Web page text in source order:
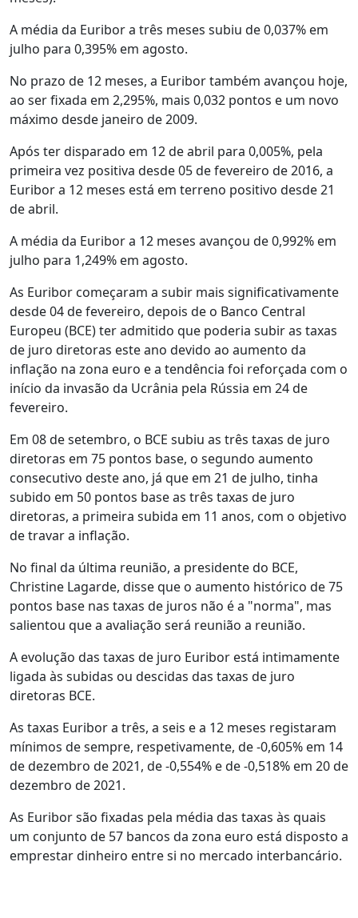
A média da Euribor a três meses subiu de 0,037% em
julho para 0,395% em agosto.
No prazo de 12 meses, a Euribor também avançou hoje,
ao ser fixada em 2,295%, mais 0,032 pontos e um novo
máximo desde janeiro de 2009.
Após ter disparado em 12 de abril para 0,005%, pela
primeira vez positiva desde 05 de fevereiro de 2016, a
Euribor a 12 meses está em terreno positivo desde 21
de abril.
A média da Euribor a 12 meses avançou de 0,992% em
julho para 1,249% em agosto.
As Euribor começaram a subir mais significativamente
desde 04 de fevereiro, depois de o Banco Central
Europeu (BCE) ter admitido que poderia subir as taxas
de juro diretoras este ano devido ao aumento da
inflação na zona euro e a tendência foi reforçada com o
início da invasão da Ucrânia pela Rússia em 24 de
fevereiro.
Em 08 de setembro, o BCE subiu as três taxas de juro
diretoras em 75 pontos base, o segundo aumento
consecutivo deste ano, já que em 21 de julho, tinha
subido em 50 pontos base as três taxas de juro
diretoras, a primeira subida em 11 anos, com o objetivo
de travar a inflação.
No final da última reunião, a presidente do BCE,
Christine Lagarde, disse que o aumento histórico de 75
pontos base nas taxas de juros não é a "norma", mas
salientou que a avaliação será reunião a reunião.
A evolução das taxas de juro Euribor está intimamente
ligada às subidas ou descidas das taxas de juro
diretoras BCE.
As taxas Euribor a três, a seis e a 12 meses registaram
mínimos de sempre, respetivamente, de -0,605% em 14
de dezembro de 2021, de -0,554% e de -0,518% em 20 de
dezembro de 2021.
As Euribor são fixadas pela média das taxas às quais
um conjunto de 57 bancos da zona euro está disposto a
emprestar dinheiro entre si no mercado interbancário.